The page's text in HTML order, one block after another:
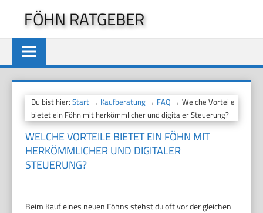
springen
FÖHN RATGEBER
Du bist hier:Start → Kaufberatung → FAQ → Welche Vorteile
bietet ein Föhn mit herkömmlicher und digitaler Steuerung?
WELCHE VORTEILE BIETET EIN FÖHN MIT
HERKÖMMLICHER UND DIGITALER
STEUERUNG?
Beim Kauf eines neuen Föhns stehst du oft vor der gleichen